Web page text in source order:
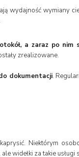
wydajność wymiany
a zaraz po nim
zrealizowane.
dokumentacji.
Niektórym
widełki za takie